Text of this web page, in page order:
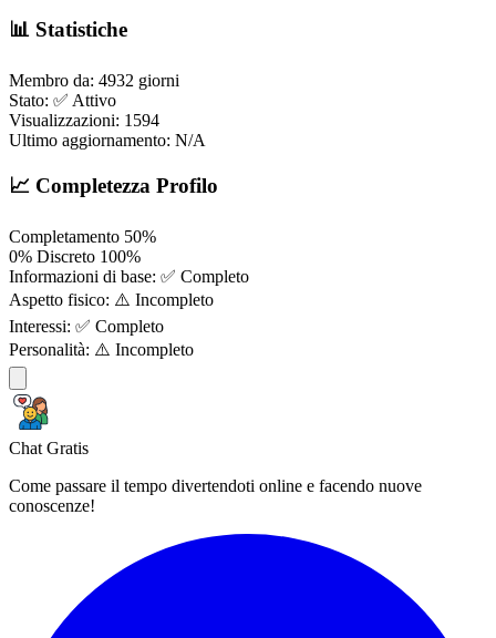
📊 Statistiche
Membro da: 4932 giorni
Stato: ✅ Attivo
Visualizzazioni: 1594
Ultimo aggiornamento: N/A
📈 Completezza Profilo
Completamento 50%
0% Discreto 100%
Informazioni di base: ✅ Completo
Aspetto fisico: ⚠️ Incompleto
Interessi: ✅ Completo
Personalità: ⚠️ Incompleto
Chat Gratis
Come passare il tempo divertendoti online e facendo nuove
conoscenze!